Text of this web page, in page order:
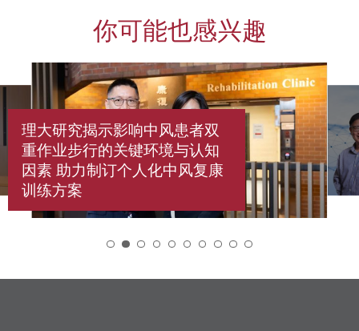
你可能也感兴趣
理大研究揭示影响中风患者双
重作业步行的关键环境与认知
因素 助力制订个人化中风复康
训练方案